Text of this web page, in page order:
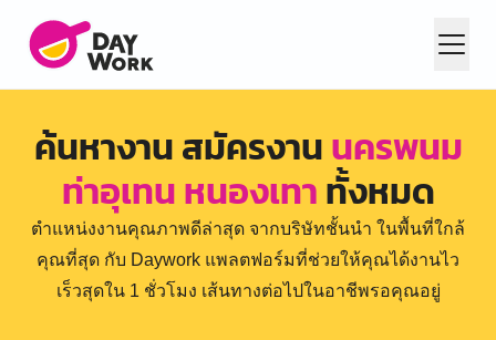
ค้นหางาน สมัครงานนครพนม
ท่าอุเทน หนองเทาทั้งหมด
ตำแหน่งงานคุณภาพดีล่าสุด จากบริษัทชั้นนำ ในพื้นที่ใกล้
คุณที่สุด กับ Daywork แพลตฟอร์มที่ช่วยให้คุณได้งานไว
เร็วสุดใน 1 ชั่วโมง เส้นทางต่อไปในอาชีพรอคุณอยู่